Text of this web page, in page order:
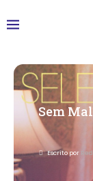
Sem
Escrito por